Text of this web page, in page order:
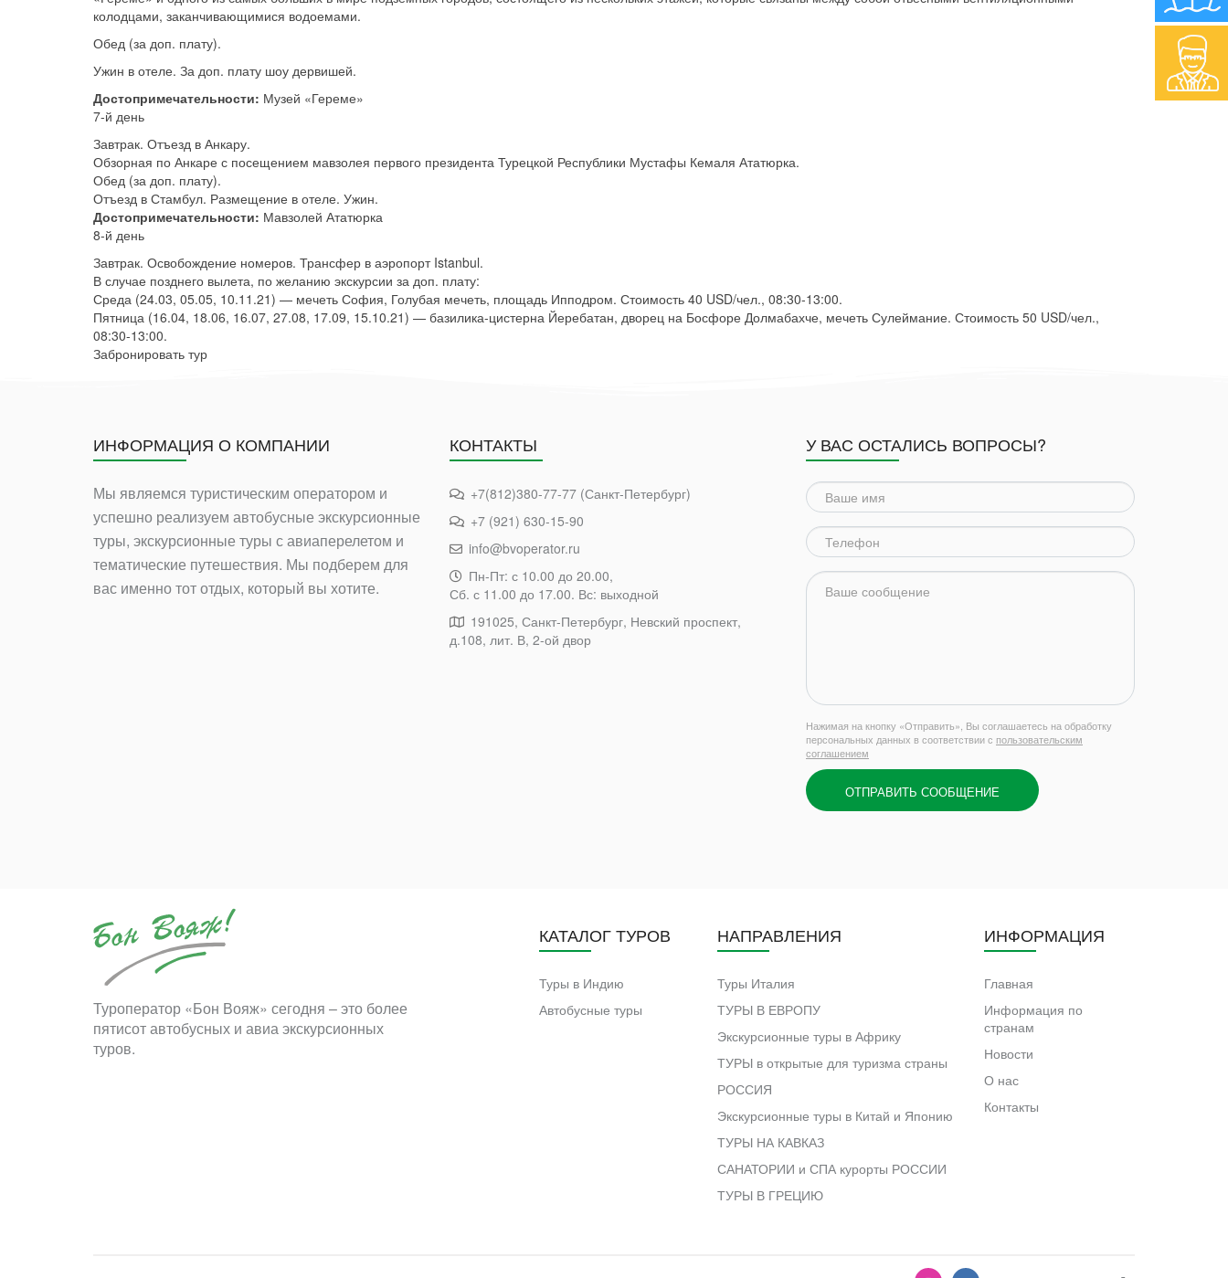
колодцами, заканчивающимися водоемами.
Обед (за доп. плату).
Ужин в отеле. За доп. плату шоу дервишей.
Достопримечательности: Музей «Гереме»
7-й день
Завтрак. Отъезд в Анкару.
Обзорная по Анкаре с посещением мавзолея первого президента Турецкой Республики Мустафы Кемаля Ататюрка.
Обед (за доп. плату).
Отъезд в Стамбул. Размещение в отеле. Ужин.
Достопримечательности: Мавзолей Ататюрка
8-й день
Завтрак. Освобождение номеров. Трансфер в аэропорт Istanbul.
В случае позднего вылета, по желанию экскурсии за доп. плату:
Среда (24.03, 05.05, 10.11.21) — мечеть София, Голубая мечеть, площадь Ипподром. Стоимость 40 USD/чел., 08:30-13:00.
Пятница (16.04, 18.06, 16.07, 27.08, 17.09, 15.10.21) — базилика-цистерна Йеребатан, дворец на Босфоре Долмабахче, мечеть Сулеймание. Стоимость 50 USD/чел.,
08:30-13:00.
Забронировать тур
ИНФОРМАЦИЯ О КОМПАНИИ
Мы являемся туристическим оператором и
успешно реализуем автобусные экскурсионные
туры, экскурсионные туры с авиаперелетом и
тематические путешествия. Мы подберем для
вас именно тот отдых, который вы хотите.
КОНТАКТЫ
+7(812)380-77-77 (Санкт-Петербург)
+7 (921) 630-15-90
info@bvoperator.ru
Пн-Пт: с 10.00 до 20.00,
Сб. с 11.00 до 17.00. Вс: выходной
191025, Санкт-Петербург, Невский проспект,
д.108, лит. В, 2-ой двор
У ВАС ОСТАЛИСЬ ВОПРОСЫ?
Нажимая на кнопку «Отправить», Вы соглашаетесь на обработку
персональных данных в соответствии с пользовательским
соглашением
ОТПРАВИТЬ СООБЩЕНИЕ
Туроператор «Бон Вояж» сегодня – это более
пятисот автобусных и авиа экскурсионных
туров.
КАТАЛОГ ТУРОВ
Туры в Индию
Автобусные туры
НАПРАВЛЕНИЯ
Туры Италия
ТУРЫ В ЕВРОПУ
Экскурсионные туры в Африку
ТУРЫ в открытые для туризма страны
РОССИЯ
Экскурсионные туры в Китай и Японию
ТУРЫ НА КАВКАЗ
САНАТОРИИ и СПА курорты РОССИИ
ТУРЫ В ГРЕЦИЮ
ИНФОРМАЦИЯ
Главная
Информация по
странам
Новости
О нас
Контакты